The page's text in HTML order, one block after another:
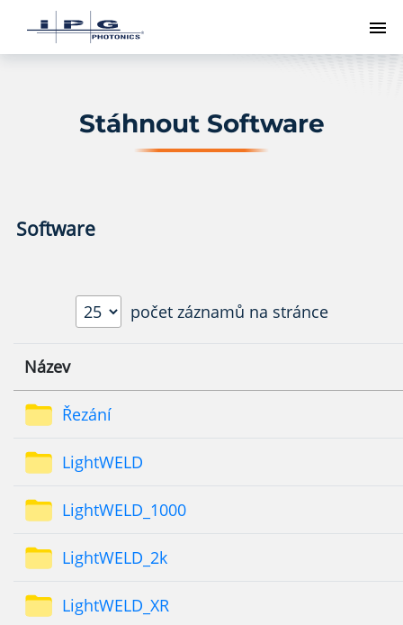
Stáhnout Software
Software
počet záznamů na stránce
Název
Řezání
LightWELD
LightWELD_1000
LightWELD_2k
LightWELD_XR